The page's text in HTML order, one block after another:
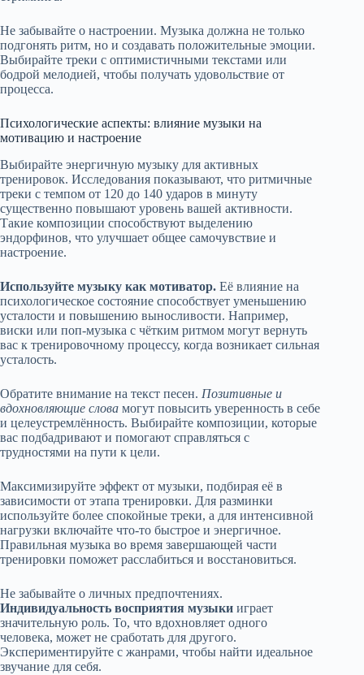
Не забывайте о настроении. Музыка должна не только
подгонять ритм, но и создавать положительные эмоции.
Выбирайте треки с оптимистичными текстами или
бодрой мелодией, чтобы получать удовольствие от
процесса.
Психологические аспекты: влияние музыки на
мотивацию и настроение
Выбирайте энергичную музыку для активных
тренировок. Исследования показывают, что ритмичные
треки с темпом от 120 до 140 ударов в минуту
существенно повышают уровень вашей активности.
Такие композиции способствуют выделению
эндорфинов, что улучшает общее самочувствие и
настроение.
Используйте музыку как мотиватор. Её влияние на
психологическое состояние способствует уменьшению
усталости и повышению выносливости. Например,
виски или поп-музыка с чётким ритмом могут вернуть
вас к тренировочному процессу, когда возникает сильная
усталость.
Обратите внимание на текст песен. Позитивные и
вдохновляющие слова могут повысить уверенность в себе
и целеустремлённость. Выбирайте композиции, которые
вас подбадривают и помогают справляться с
трудностями на пути к цели.
Максимизируйте эффект от музыки, подбирая её в
зависимости от этапа тренировки. Для разминки
используйте более спокойные треки, а для интенсивной
нагрузки включайте что-то быстрое и энергичное.
Правильная музыка во время завершающей части
тренировки поможет расслабиться и восстановиться.
Не забывайте о личных предпочтениях.
Индивидуальность восприятия музыки играет
значительную роль. То, что вдохновляет одного
человека, может не сработать для другого.
Экспериментируйте с жанрами, чтобы найти идеальное
звучание для себя.